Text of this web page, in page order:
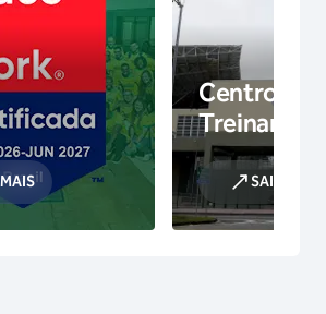
Centro de
SAIBA